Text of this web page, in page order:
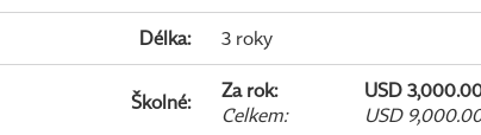
Délka: 3 roky
Školné: Za rok:
USD
Celkem: USD